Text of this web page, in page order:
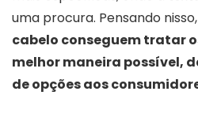
uma procura. Pensando nisso,
cabelo conseguem tratar
melhor maneira possível,
de opções aos